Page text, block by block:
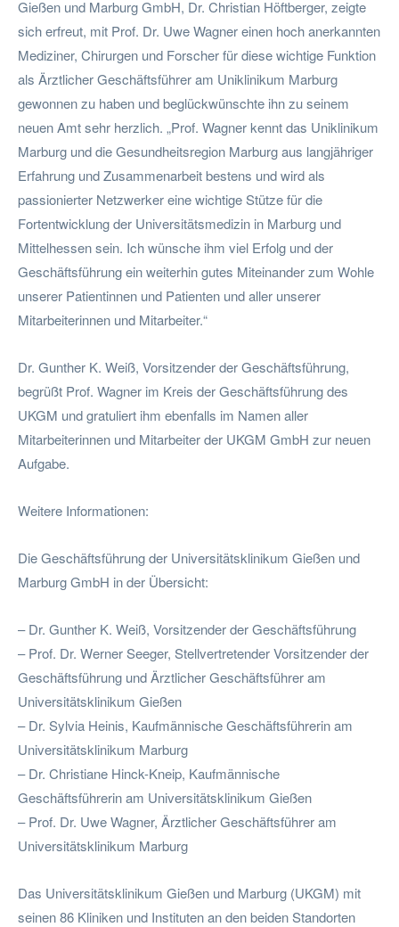
Gießen und Marburg GmbH, Dr. Christian Höftberger, zeigte
sich erfreut, mit Prof. Dr. Uwe Wagner einen hoch anerkannten
Mediziner, Chirurgen und Forscher für diese wichtige Funktion
als Ärztlicher Geschäftsführer am Uniklinikum Marburg
gewonnen zu haben und beglückwünschte ihn zu seinem
neuen Amt sehr herzlich. „Prof. Wagner kennt das Uniklinikum
Marburg und die Gesundheitsregion Marburg aus langjähriger
Erfahrung und Zusammenarbeit bestens und wird als
passionierter Netzwerker eine wichtige Stütze für die
Fortentwicklung der Universitätsmedizin in Marburg und
Mittelhessen sein. Ich wünsche ihm viel Erfolg und der
Geschäftsführung ein weiterhin gutes Miteinander zum Wohle
unserer Patientinnen und Patienten und aller unserer
Mitarbeiterinnen und Mitarbeiter.“
Dr. Gunther K. Weiß, Vorsitzender der Geschäftsführung,
begrüßt Prof. Wagner im Kreis der Geschäftsführung des
UKGM und gratuliert ihm ebenfalls im Namen aller
Mitarbeiterinnen und Mitarbeiter der UKGM GmbH zur neuen
Aufgabe.
Weitere Informationen:
Die Geschäftsführung der Universitätsklinikum Gießen und
Marburg GmbH in der Übersicht:
– Dr. Gunther K. Weiß, Vorsitzender der Geschäftsführung
– Prof. Dr. Werner Seeger, Stellvertretender Vorsitzender der
Geschäftsführung und Ärztlicher Geschäftsführer am
Universitätsklinikum Gießen
– Dr. Sylvia Heinis, Kaufmännische Geschäftsführerin am
Universitätsklinikum Marburg
– Dr. Christiane Hinck-Kneip, Kaufmännische
Geschäftsführerin am Universitätsklinikum Gießen
– Prof. Dr. Uwe Wagner, Ärztlicher Geschäftsführer am
Universitätsklinikum Marburg
Das Universitätsklinikum Gießen und Marburg (UKGM) mit
seinen 86 Kliniken und Instituten an den beiden Standorten